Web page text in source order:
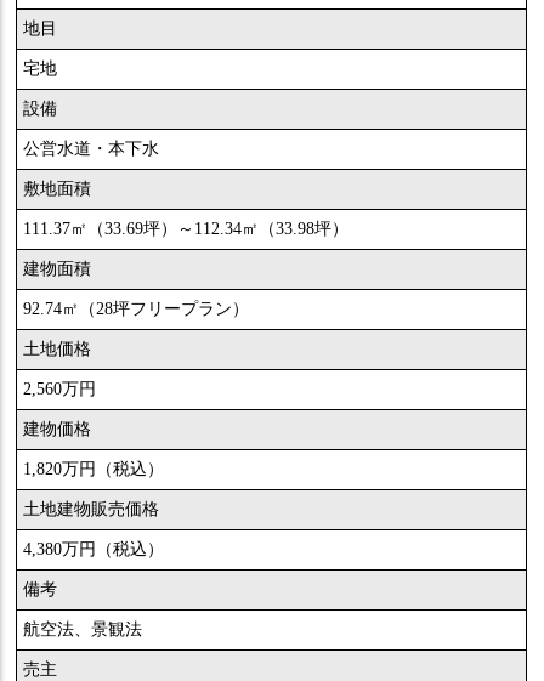
地目
宅地
設備
公営水道・本下水
敷地面積
111.37㎡（33.69坪）～112.34㎡（33.98坪）
建物面積
92.74㎡（28坪フリープラン）
土地価格
2,560万円
建物価格
1,820万円（税込）
土地建物販売価格
4,380万円（税込）
備考
航空法、景観法
売主